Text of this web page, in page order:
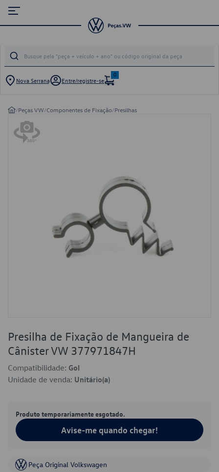
Nova Serrana Entre/registre-se
0
/Peças VW/Componentes de Fixação/Presilhas
Presilha de Fixação de Mangueira de
Cânister VW 377971847H
Compatibilidade: Gol
Unidade de venda: Unitário(a)
Produto temporariamente esgotado.
Avise-me quando chegar!
Peça Original Volkswagen